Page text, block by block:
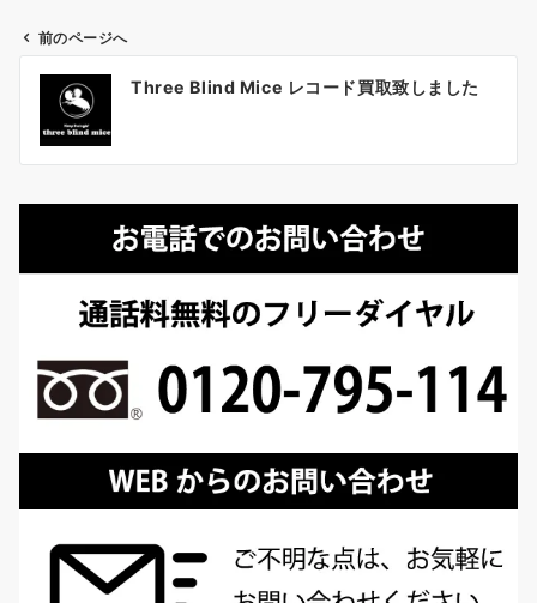
ョ
前のページへ
Three Blind Mice レコード買取致しました